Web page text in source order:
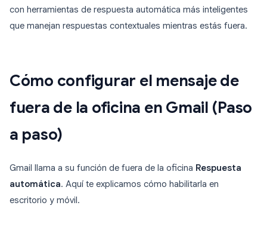
con herramientas de respuesta automática más inteligentes
que manejan respuestas contextuales mientras estás fuera.
Cómo configurar el mensaje de
fuera de la oficina en Gmail (Paso
a paso)
Gmail llama a su función de fuera de la oficina Respuesta
automática. Aquí te explicamos cómo habilitarla en
escritorio y móvil.